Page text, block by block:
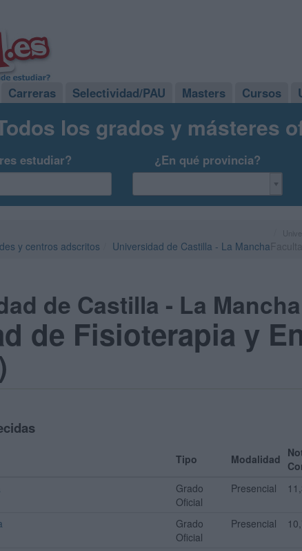
Carreras Selectividad/PAU Masters Cursos
los grados y másteres
estudiar? ¿En qué provincia?
y centros adscritos Universidad de Castilla - La Mancha
de Castilla - La Mancha
de Fisioterapia y
Tipo Modalidad
Grado
Oficial
Presencial
Grado
Oficial
Presencial